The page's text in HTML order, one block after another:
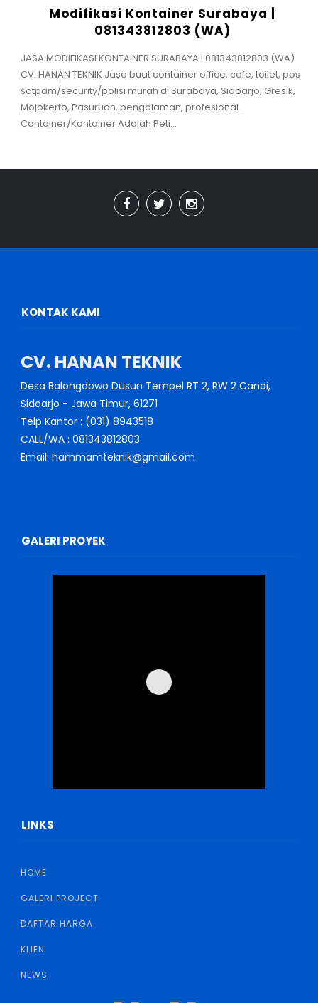
Modifikasi Kontainer Surabaya |
081343812803 (WA)
JASA MODIFIKASI KONTAINER SURABAYA | 081343812803 (WA)
CV. HANAN TEKNIK Jasa buat container office, cafe, toilet, pos
satpam/security/polisi murah di Surabaya, Sidoarjo, Gresik,
Mojokerto, Pasuruan, pengalaman, profesional.
Container/Kontainer Adalah Peti...
KONTAK KAMI
CV. HANAN TEKNIK
Desa Balongdowo Dusun Tempel RT 2, RW 2 Candi,
Sidoarjo - Jawa Timur, 61271
Telp Kantor : (031) 8943518
CALL/WA : 081343812803
Email: hammamteknik@gmail.com
GALERI PROYEK
LINKS
HOME
GALERI PROJECT
DAFTAR HARGA
KLIEN
NEWS